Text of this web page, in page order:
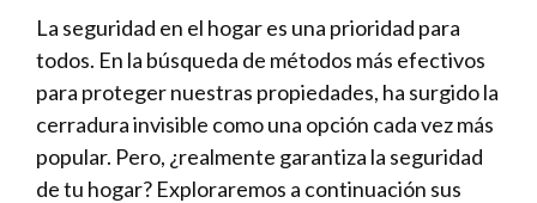
La​ seguridad‍ en el hogar es una prioridad para
todos. En la búsqueda de ⁣métodos más efectivos
para proteger nuestras propiedades, ha surgido la
cerradura invisible como una opción cada vez más
popular. Pero, ¿realmente garantiza la seguridad
de tu hogar? Exploraremos a continuación sus